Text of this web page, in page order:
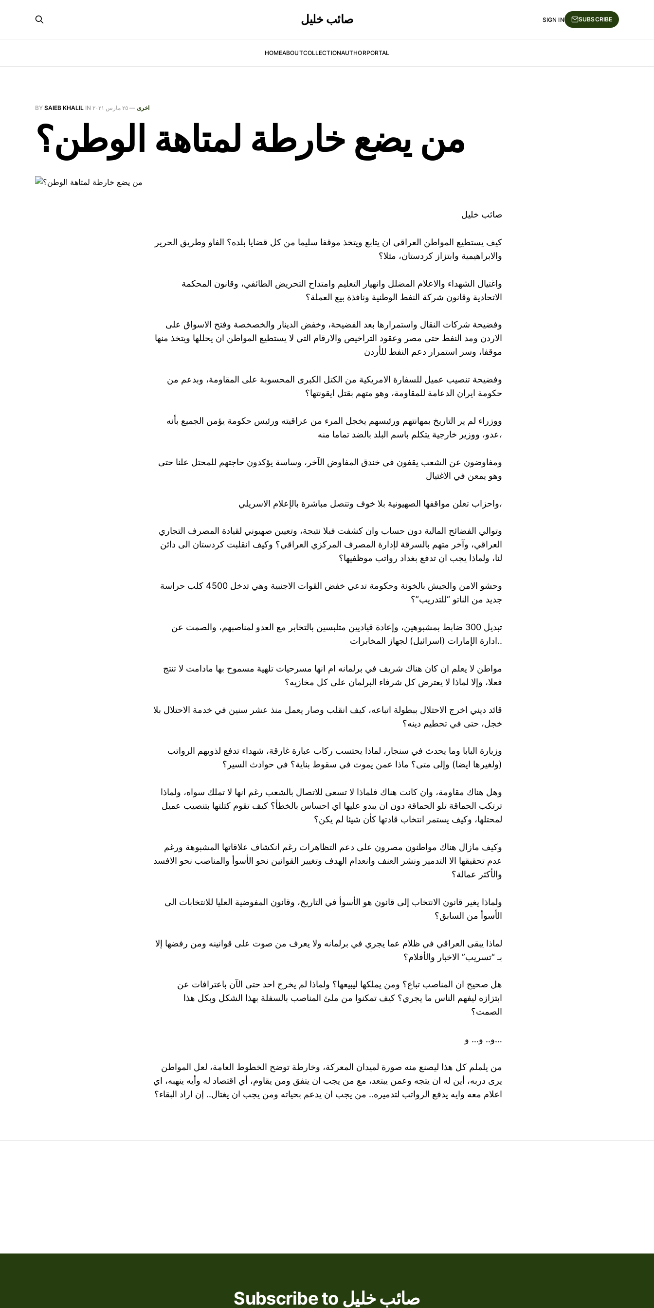
صائب خليل
HOMEABOUTCOLLECTIONAUTHORPORTAL
SIGN IN SUBSCRIBE
BY SAIEB KHALIL IN اخرى — ٢٥ مارس ٢٠٢١
من يضع خارطة لمتاهة الوطن؟
صائب خليل
كيف يستطيع المواطن العراقي ان يتابع ويتخذ موقفا سليما من كل قضايا بلده؟ الفاو وطريق الحرير
والابراهيمية وابتزاز كردستان، مثلا؟
واغتيال الشهداء والاعلام المضلل وانهيار التعليم وامتداح التحريض الطائفي، وقانون المحكمة
الاتحادية وقانون شركة النفط الوطنية ونافذة بيع العملة؟
وفضيحة شركات النقال واستمرارها بعد الفضيحة، وخفض الدينار والخصخصة وفتح الاسواق على
الاردن ومد النفط حتى مصر وعقود التراخيص والارقام التي لا يستطيع المواطن ان يحللها ويتخذ منها
موقفا، وسر استمرار دعم النفط للأردن
وفضيحة تنصيب عميل للسفارة الامريكية من الكتل الكبرى المحسوبة على المقاومة، وبدعم من
حكومة ايران الدعامة للمقاومة، وهو متهم بقتل ايقونتها؟
ووزراء لم ير التاريخ بمهانتهم ورئيسهم يخجل المرء من عراقيته ورئيس حكومة يؤمن الجميع بأنه
عدو، ووزير خارجية يتكلم باسم البلد بالضد تماما منه،
ومفاوضون عن الشعب يقفون في خندق المفاوض الآخر، وساسة يؤكدون حاجتهم للمحتل علنا حتى
وهو يمعن في الاغتيال
واحزاب تعلن مواقفها الصهيونية بلا خوف وتتصل مباشرة بالإعلام الاسريلي،
وتوالي الفضائح المالية دون حساب وان كشفت فبلا نتيجة، وتعيين صهيوني لقيادة المصرف التجاري
العراقي، وآخر متهم بالسرقة لإدارة المصرف المركزي العراقي؟ وكيف انقلبت كردستان الى دائن
لنا، ولماذا يجب ان تدفع بغداد رواتب موظفيها؟
وحشو الامن والجيش بالخونة وحكومة تدعي خفض القوات الاجنبية وهي تدخل 4500 كلب حراسة
جديد من الناتو “للتدريب”؟
تبديل 300 ضابط بمشبوهين، وإعادة قياديين متلبسين بالتخابر مع العدو لمناصبهم، والصمت عن
ادارة الإمارات (اسرائيل) لجهاز المخابرات..
مواطن لا يعلم ان كان هناك شريف في برلمانه ام انها مسرحيات تلهية مسموح بها مادامت لا تنتج
فعلا، وإلا لماذا لا يعترض كل شرفاء البرلمان على كل مخازيه؟
قائد ديني اخرج الاحتلال ببطولة اتباعه، كيف انقلب وصار يعمل منذ عشر سنين في خدمة الاحتلال بلا
خجل، حتى في تحطيم دينه؟
وزيارة البابا وما يحدث في سنجار، لماذا يحتسب ركاب عبارة غارقة، شهداء تدفع لذويهم الرواتب
(ولغيرها ايضا) وإلى متى؟ ماذا عمن يموت في سقوط بناية؟ في حوادث السير؟
وهل هناك مقاومة، وان كانت هناك فلماذا لا تسعى للاتصال بالشعب رغم انها لا تملك سواه، ولماذا
ترتكب الحماقة تلو الحماقة دون ان يبدو عليها اي احساس بالخطأ؟ كيف تقوم كتلتها بتنصيب عميل
لمحتلها، وكيف يستمر انتخاب قادتها كأن شيئا لم يكن؟
وكيف مازال هناك مواطنون مصرون على دعم التظاهرات رغم انكشاف علاقاتها المشبوهة ورغم
عدم تحقيقها الا التدمير ونشر العنف وانعدام الهدف وتغيير القوانين نحو الأسوأ والمناصب نحو الافسد
والأكثر عمالة؟
ولماذا يغير قانون الانتخاب إلى قانون هو الأسوأ في التاريخ، وقانون المفوضية العليا للانتخابات الى
الأسوأ من السابق؟
لماذا يبقى العراقي في ظلام عما يجري في برلمانه ولا يعرف من صوت على قوانينه ومن رفضها إلا
بـ “تسريب” الاخبار والأفلام؟
هل صحيح ان المناصب تباع؟ ومن يملكها ليبيعها؟ ولماذا لم يخرج احد حتى الآن باعترافات عن
ابتزازه ليفهم الناس ما يجري؟ كيف تمكنوا من ملئ المناصب بالسفلة بهذا الشكل وبكل هذا
الصمت؟
و.. و… و…
من يلملم كل هذا ليصنع منه صورة لميدان المعركة، وخارطة توضح الخطوط العامة، لعل المواطن
يرى دربه، أين له ان يتجه وعمن يبتعد، مع من يجب ان يتفق ومن يقاوم، أي اقتصاد له وأيه ينهبه، اي
اعلام معه وايه يدفع الرواتب لتدميره.. من يجب ان يدعم بحياته ومن يجب ان يغتال.. إن اراد البقاء؟
Subscribe to صائب خليل